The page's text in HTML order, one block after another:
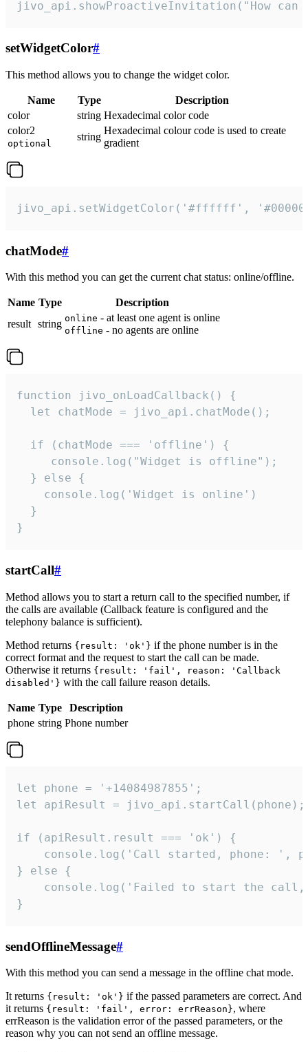
jivo_api.showProactiveInvitation("How
setWidgetColor#
This method allows you to change the widget color.
Name Type
Description
color
string Hexadecimal color code
color2
optional
string
Hexadecimal colour code is used to create
gradient
jivo_api.setWidgetColor('#ffffff',
chatMode#
With this method you can get the current chat status: online/offline.
Name Type
Description
result string online - at least one agent is online
offline - no agents are online
function jivo_onLoadCallback() {
  let chatMode = jivo_api.chatMode();
  if (chatMode === 'offline') {
     console.log("Widget is offline");
  } else {
    console.log('Widget is online')
  }
}
startCall#
Method allows you to start a return call to the specified number, if
the calls are available (Callback feature is configured and the
telephony balance is sufficient).
Method returns {result: 'ok'} if the phone number is in the
correct format and the request to start the call can be made.
Otherwise it returns {result: 'fail', reason: 'Callback
disabled'} with the call failure reason details.
Name Type
Description
phone string Phone number
let phone = '+14084987855';
let apiResult = jivo_api.startCall(phone);
if (apiResult.result === 'ok') {
console.log('Call started, phone: ',
} else {
console.log('Failed to start the
}
sendOfflineMessage#
With this method you can send a message in the offline chat mode.
It returns {result: 'ok'} if the passed parameters are correct. And
it returns {result: 'fail', error: errReason}, where
errReason is the validation error of the passed parameters, or the
reason why you can not send an offline message.